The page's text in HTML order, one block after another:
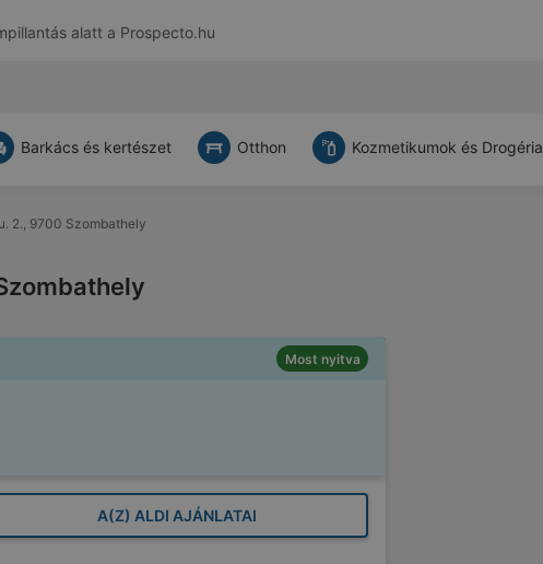
alatt a Prospecto.hu
Barkács és kertészet Otthon Kozmetikumok és Drogéria
2., 9700 Szombathely
Most nyitva
A(Z) ALDI AJÁNLATAI